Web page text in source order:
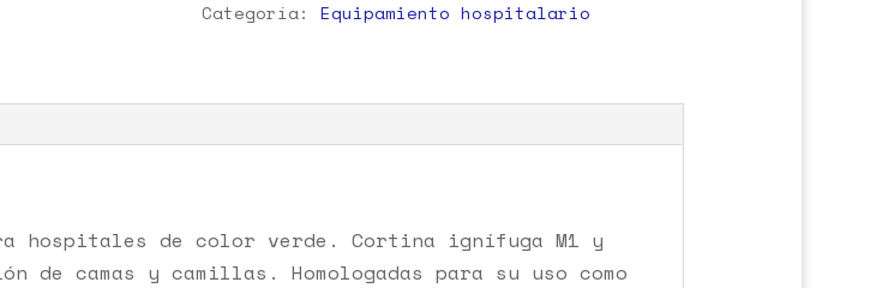
de
Categoría: Equipamiento hospitalario
hospitales de color verde. Cortina ignífuga M1 y
de camas y camillas. Homologadas para su uso como